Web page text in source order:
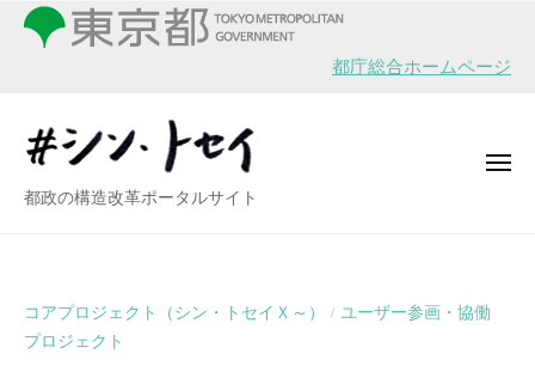
都庁総合ホームページ
シ
セ
都政の構造改革ポータルサイト
メ
コアプロジェクト（シン・トセイＸ～） / ユーザー参画・協働
プロジェクト
ン
イ